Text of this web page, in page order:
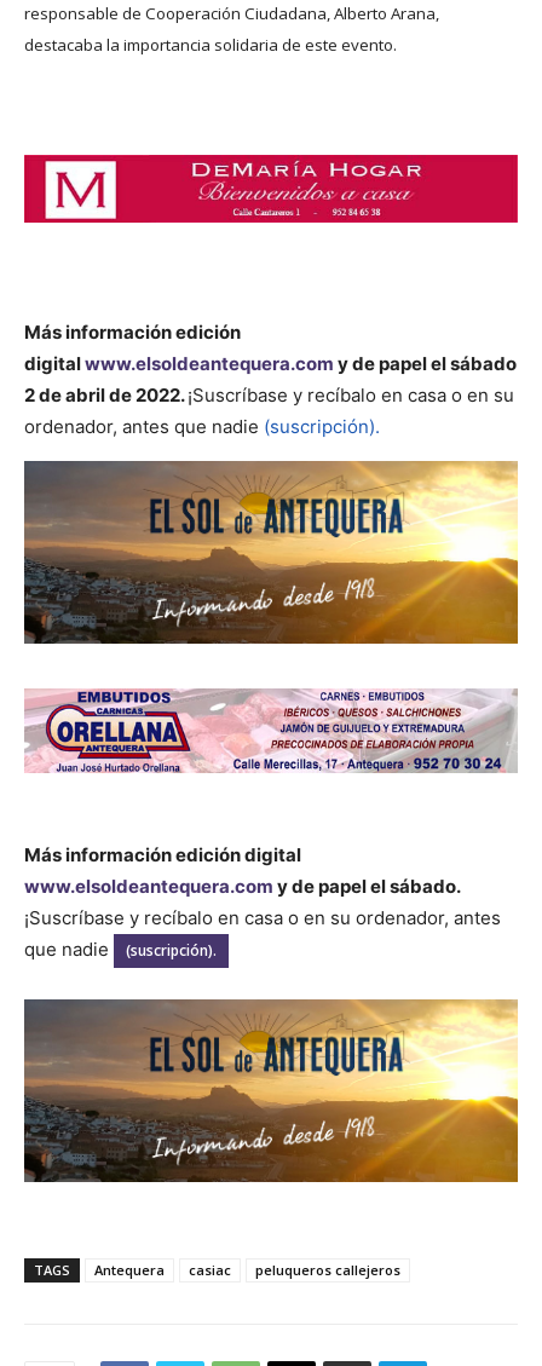
responsable de Cooperación Ciudadana, Alberto Arana,
destacaba la importancia solidaria de este evento.
Más informaciónedición
digitalwww.elsoldeantequera.com y de papel el sábado
2 de abril de 2022.¡Suscríbase y recíbalo en casa o en su
ordenador, antes que nadie (suscripción).
Más información edición digital
www.elsoldeantequera.com y de papel el sábado.
¡Suscríbase y recíbalo en casa o en su ordenador, antes
que nadie
(suscripción).
TAGS Antequera casiac peluqueros callejeros